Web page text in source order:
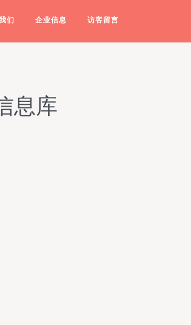
们 企业信息 访客留言
息库